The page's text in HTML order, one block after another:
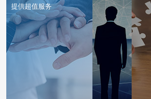
提供超值服务